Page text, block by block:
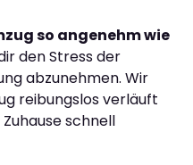
so angenehm wie
den Stress der
abzunehmen. Wir
reibungslos verläuft
schnell